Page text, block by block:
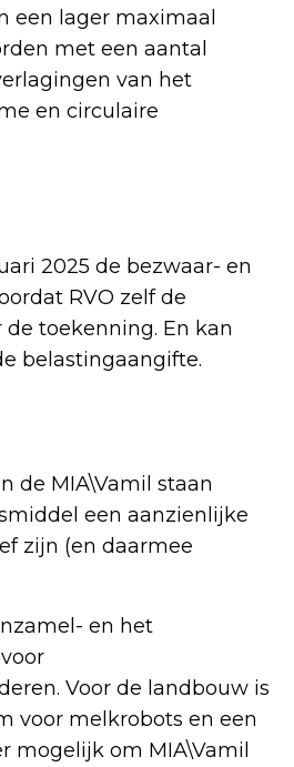
een lager maximaal
met een aantal
van het
en circulaire
2025 de bezwaar- en
RVO zelf de
toekenning. En kan
belastingaangifte.
de MIA\Vamil staan
een aanzienlijke
zijn (en daarmee
en het
Voor de landbouw is
voor melkrobots en een
mogelijk om MIA\Vamil